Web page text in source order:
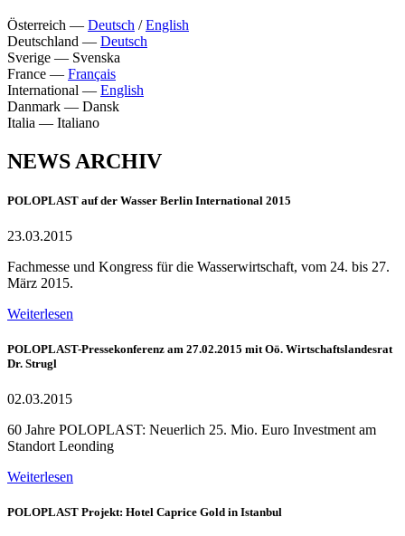
Österreich — Deutsch /English
Deutschland — Deutsch
Sverige — Svenska
France — Français
International — English
Danmark — Dansk
Italia — Italiano
NEWS ARCHIV
POLOPLAST auf der Wasser Berlin International 2015
23.03.2015
Fachmesse und Kongress für die Wasserwirtschaft, vom 24. bis 27.
März 2015.
Weiterlesen
POLOPLAST-Pressekonferenz am 27.02.2015 mit Oö. Wirtschaftslandesrat
Dr. Strugl
02.03.2015
60 Jahre POLOPLAST: Neuerlich 25. Mio. Euro Investment am
Standort Leonding
Weiterlesen
POLOPLAST Projekt: Hotel Caprice Gold in Istanbul